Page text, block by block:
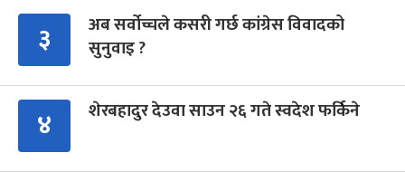
३
अब सर्वोच्चले कसरी गर्छ कांग्रेस विवादको
सुनुवाइ ?
४ शेरबहादुर देउवा साउन २६ गते स्वदेश फर्किने